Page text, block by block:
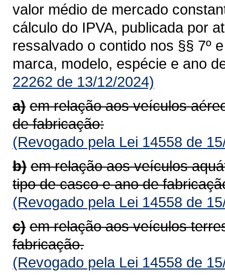
valor médio de mercado
cálculo do IPVA, publicada por
ressalvado o contido nos §§ 7º
marca, modelo, espécie e ano
22262 de 13/12/2024)
a) em relação aos veículos
de fabricação:
(Revogado pela Lei 14558 de
b) em relação aos veículos
tipo de casco e ano de
(Revogado pela Lei 14558 de
c) em relação aos veículos
fabricação.
(Revogado pela Lei 14558 de